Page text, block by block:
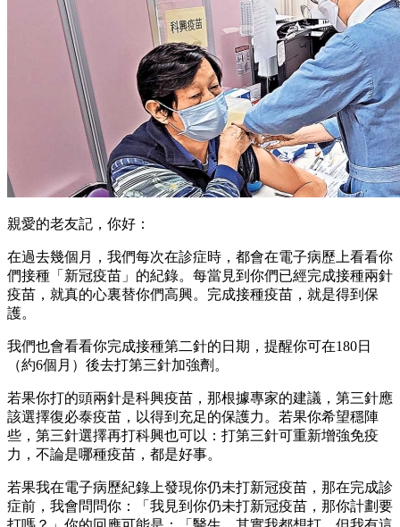
親愛的老友記，你好：
在過去幾個月，我們每次在診症時，都會在電子病歷上看看你
們接種「新冠疫苗」的紀錄。每當見到你們已經完成接種兩針
疫苗，就真的心裏替你們高興。完成接種疫苗，就是得到保
護。
我們也會看看你完成接種第二針的日期，提醒你可在180日
（約6個月）後去打第三針加強劑。
若果你打的頭兩針是科興疫苗，那根據專家的建議，第三針應
該選擇復必泰疫苗，以得到充足的保護力。若果你希望穩陣
些，第三針選擇再打科興也可以：打第三針可重新增強免疫
力，不論是哪種疫苗，都是好事。
若果我在電子病歷紀錄上發現你仍未打新冠疫苗，那在完成診
症前，我會問問你：「我見到你仍未打新冠疫苗，那你計劃要